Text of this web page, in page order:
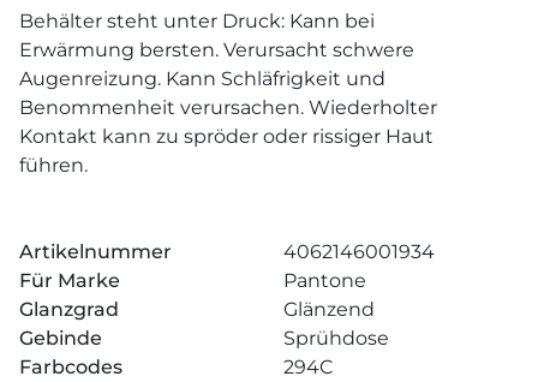
Behälter steht unter Druck: Kann bei
Erwärmung bersten. Verursacht schwere
Augenreizung. Kann Schläfrigkeit und
Benommenheit verursachen. Wiederholter
Kontakt kann zu spröder oder rissiger Haut
führen.
Artikelnummer
4062146001934
Für Marke
Pantone
Glanzgrad
Glänzend
Gebinde
Sprühdose
Farbcodes
294C